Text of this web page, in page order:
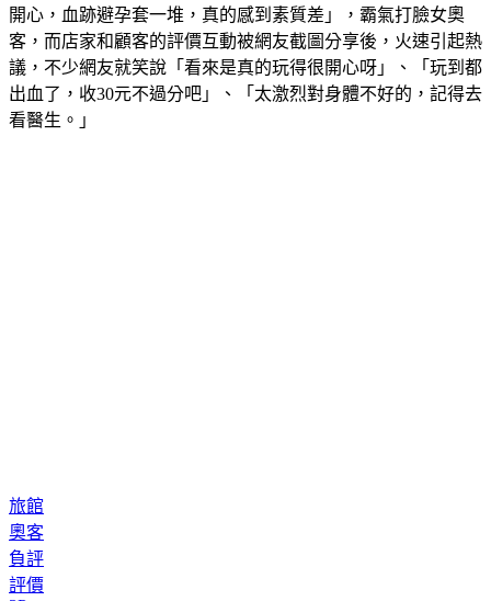
退款，或馬上致電前台立即更換新的，但「您3個人玩得還蠻
開心，血跡避孕套一堆，真的感到素質差」，霸氣打臉女奧
客，而店家和顧客的評價互動被網友截圖分享後，火速引起熱
議，不少網友就笑說「看來是真的玩得很開心呀」、「玩到都
出血了，收30元不過分吧」、「太激烈對身體不好的，記得去
旅館
奧客
負評